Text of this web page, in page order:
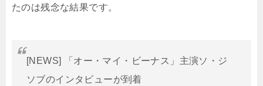
たのは残念な結果です。
[NEWS] 「オー・マイ・ビーナス」主演ソ・ジ
ソブのインタビューが到着